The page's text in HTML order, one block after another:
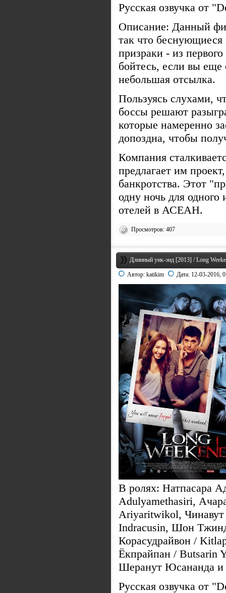
Русская озвучка от
Описание: Данный
так что беснующиеся
призраки - из
бойтесь, если вы еще
небольшая отсылка.
Пользуясь слухами,
боссы решают
которые намеренно
допоздна, чтобы
Компания
предлагает им
банкротства. Этот
одну ночь для
отелей в АСЕАН.
Просмотров: 407
Длинный уик-энд [2013] / Long
Автор: katikim Дата: 12-03-2016,
В ролях: Натпасара
Adulyamethasiri,
Ariyaritwikol,
Indracusin, Шон
Корасудрайвон /
Ёкпрайпан / Butsarin
Шеранут Юсананда
Русская озвучка от